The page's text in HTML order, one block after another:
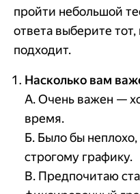
пройти небольшой
ответа выберите
подходит.
Насколько вам
А. Очень важен —
время.
Б. Было бы
строгому графику.
В. Предпочитаю